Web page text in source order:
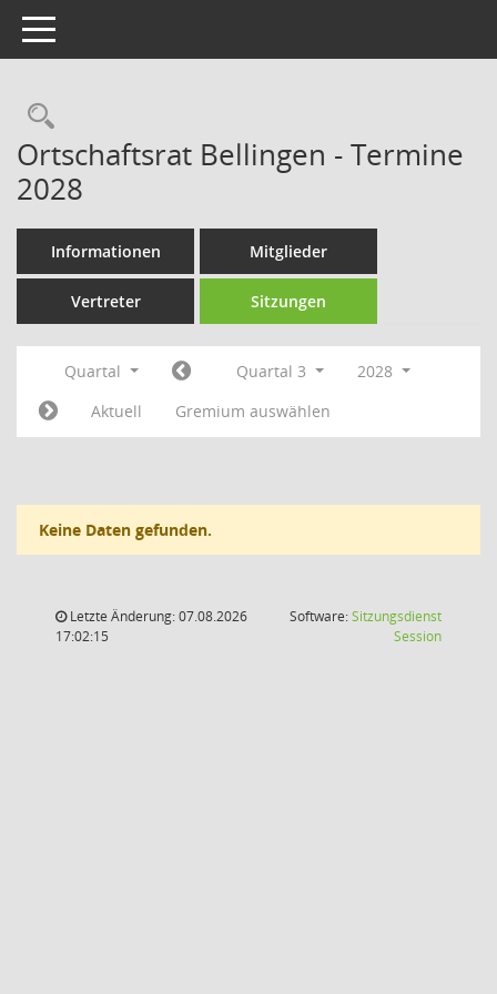
Toggle navigation
Rechercheauswahl
Ortschaftsrat Bellingen - Termine
2028
Informationen Mitglieder
Vertreter Sitzungen
Quartal Quartal 3
2028
Aktuell
Gremium auswählen
Keine Daten gefunden.
Letzte Änderung: 07.08.2026
17:02:15
Software:Sitzungsdienst
Session(Wird in